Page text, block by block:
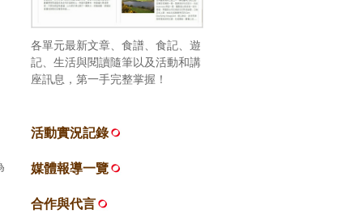
各單元最新文章、食譜、食記、遊
記、生活與閱讀隨筆以及活動和講
座訊息，第一手完整掌握！
活動實況記錄
媒體報導一覽
合作與代言